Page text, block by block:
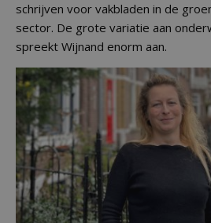
schrijven voor vakbladen in de
sector. De grote variatie aan
spreekt Wijnand enorm aan.